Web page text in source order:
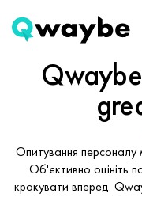
Опитування персоналу
Об'єктивно оцініть
крокувати вперед.